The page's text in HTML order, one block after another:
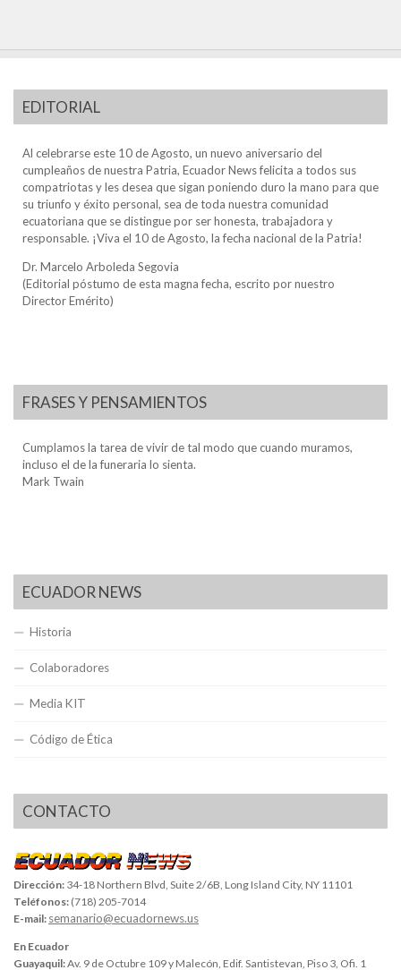
EDITORIAL
Al celebrarse este 10 de Agosto, un nuevo aniversario del
cumpleaños de nuestra Patria, Ecuador News felicita a todos sus
compatriotas y les desea que sigan poniendo duro la mano para que
su triunfo y éxito personal, sea de toda nuestra comunidad
ecuatoriana que se distingue por ser honesta, trabajadora y
responsable. ¡Viva el 10 de Agosto, la fecha nacional de la Patria!
Dr. Marcelo Arboleda Segovia
(Editorial póstumo de esta magna fecha, escrito por nuestro
Director Emérito)
FRASES Y PENSAMIENTOS
Cumplamos la tarea de vivir de tal modo que cuando muramos,
incluso el de la funeraria lo sienta.
Mark Twain
ECUADOR NEWS
Historia
Colaboradores
Media KIT
Código de Ética
CONTACTO
Dirección: 34-18 Northern Blvd, Suite 2/6B, Long Island City, NY 11101
Teléfonos: (718) 205-7014
E-mail: semanario@ecuadornews.us
En Ecuador
Guayaquil:Av. 9 de Octubre 109 y Malecón, Edif. Santistevan, Piso 3, Ofi. 1